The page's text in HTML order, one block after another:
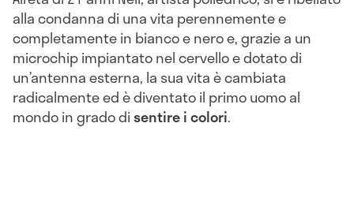
alla condanna di una vita perennemente e
completamente in bianco e nero e, grazie a un
microchip impiantato nel cervello e dotato di
un’antenna esterna, la sua vita è cambiata
radicalmente ed è diventato il primo uomo al
mondo in grado disentire i colori.